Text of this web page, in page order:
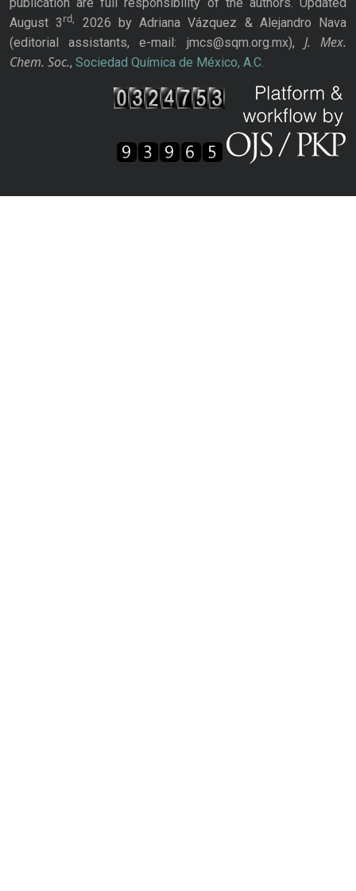
publication are full responsibility of the authors. Updated
August 3rd,
2026 by Adriana Vázquez & Alejandro Nava
(editorial assistants, e-mail: jmcs@sqm.org.mx), J. Mex.
Chem. Soc., Sociedad Química de México, A.C.